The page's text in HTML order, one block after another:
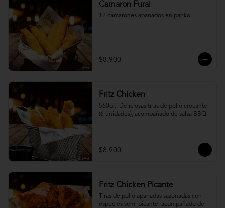
Camaron Furai
12 camarones apanados en panko.
$8.900
Fritz Chicken
560gr.  Deliciosas tiras de pollo crocante
(6 unidades), acompañado de salsa BBQ.
$8.900
Fritz Chicken Picante
Tiras de pollo apanadas sazonadas con
especies semi picante. acompañado de